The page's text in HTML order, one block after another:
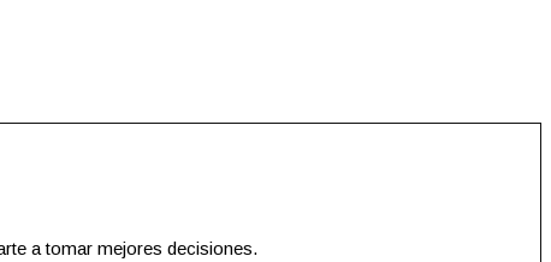
a tomar mejores decisiones.